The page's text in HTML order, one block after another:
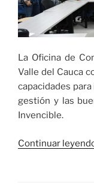
La Oficina de
Valle del Cauca
capacidades
gestión y las
Invencible.
Continuar